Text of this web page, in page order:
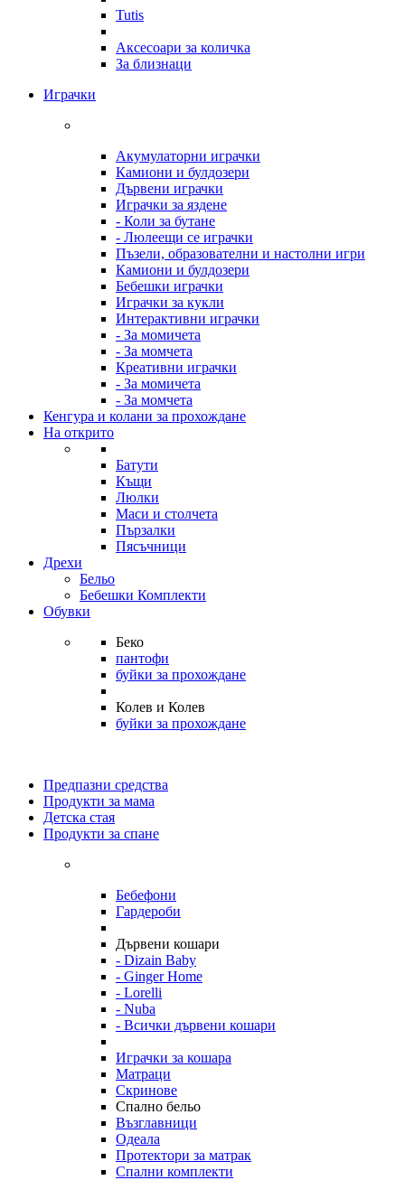
Tutis
Аксесоари за количка
За близнаци
Играчки
Акумулаторни играчки
Камиони и булдозери
Дървени играчки
Играчки за яздене
- Коли за бутане
- Люлеещи се играчки
Пъзели, образователни и настолни игри
Камиони и булдозери
Бебешки играчки
Играчки за кукли
Интерактивни играчки
- За момичета
- За момчета
Креативни играчки
- За момичета
- За момчета
Кенгура и колани за прохождане
На открито
Батути
Къщи
Люлки
Маси и столчета
Пързалки
Пясъчници
Дрехи
Бельо
Бебешки Комплекти
Обувки
Беко
пантофи
буйки за прохождане
Колев и Колев
буйки за прохождане
Предпазни средства
Продукти за мама
Детска стая
Продукти за спане
Бебефони
Гардероби
Дървени кошари
- Dizain Baby
- Ginger Home
- Lorelli
- Nuba
- Всички дървени кошари
Играчки за кошара
Матраци
Скринове
Спално бельо
Възглавници
Одеала
Протектори за матрак
Спални комплекти